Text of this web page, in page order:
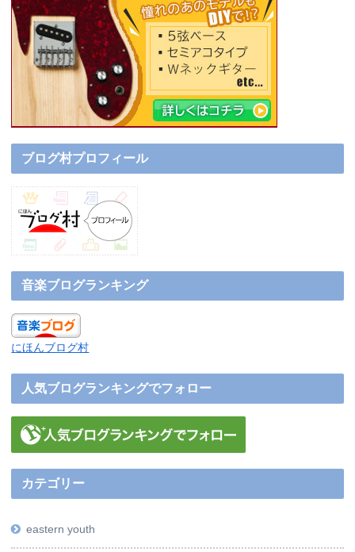
ブログ村プロフィール
音楽ブログランキング
にほんブログ村
人気ブログランキングでフォロー
カテゴリー
eastern youth